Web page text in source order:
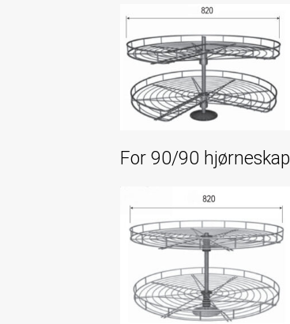
For 90/90 hjørneskap